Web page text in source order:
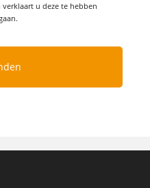
u deze te hebben